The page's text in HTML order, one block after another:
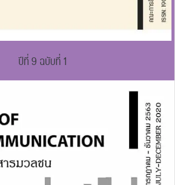
ปีที่ 9 ฉบับที่ 1